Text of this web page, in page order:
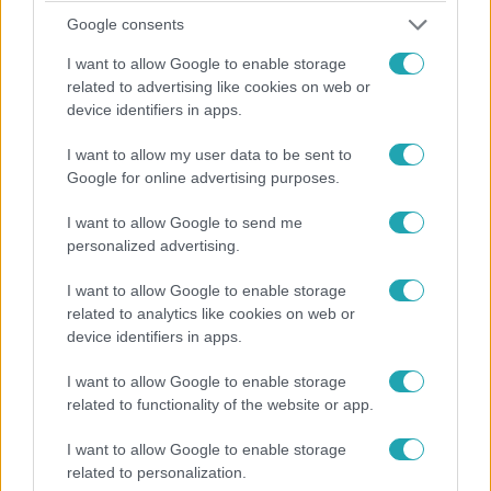
Google consents
I want to allow Google to enable storage
related to advertising like cookies on web or
device identifiers in apps.
I want to allow my user data to be sent to
Google for online advertising purposes.
I want to allow Google to send me
personalized advertising.
I want to allow Google to enable storage
related to analytics like cookies on web or
device identifiers in apps.
I want to allow Google to enable storage
related to functionality of the website or app.
I want to allow Google to enable storage
related to personalization.
2024. március 2. 17:56
Akkora sebességgel robogott az elszabadult
teherautó, hogy a kamerák fel sem tudták venni
Fékevesztett teherautók borzolják a kedélyeket az
amerikai kontinensen. Peruban téglákkal megpakolt
Egyesült Államokban pedig egy másik sofőr hídról lelógva
maradt ég és föld között, miután lesodródott az útról és
átszakította a szalagkorlátot.